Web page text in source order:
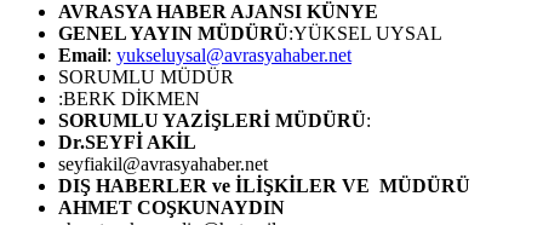
AVRASYA HABER AJANSI KÜNYE
GENEL YAYIN MÜDÜRÜ:YÜKSEL UYSAL
Email: yukseluysal@avrasyahaber.net
SORUMLU MÜDÜR
:BERK DİKMEN
SORUMLU YAZİŞLERİ MÜDÜRÜ:
Dr.SEYFİ AKİL
seyfiakil@avrasyahaber.net
DIŞ HABERLER ve İLİŞKİLER VE MÜDÜRÜ
AHMET COŞKUNAYDIN